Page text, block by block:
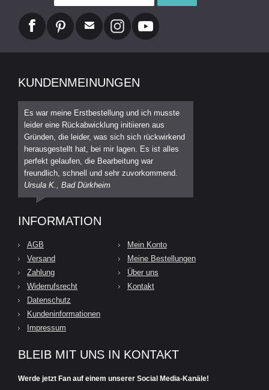
KUNDENMEINUNGEN
Es war meine Erstbestellung und ich musste
leider eine Rückabwicklung initiieren aus
Gründen, die leider, was sich sich rückwirkend
herausgestellt hat, bei mir lagen. Es ist alles
perfekt gelaufen, die Bearbeitung war
freundlich, schnell und sehr zuvorkommend.
Ursula K., Bad Dürkheim
INFORMATION
AGB
Versand
Zahlung
Widerrufsrecht
Datenschutz
Kundeninformationen
Impressum
Mein Konto
Meine Bestellungen
Über uns
Kontakt
BLEIB MIT UNS IN KONTAKT
Werde jetzt Fan auf einem unserer Social Media-Kanäle!